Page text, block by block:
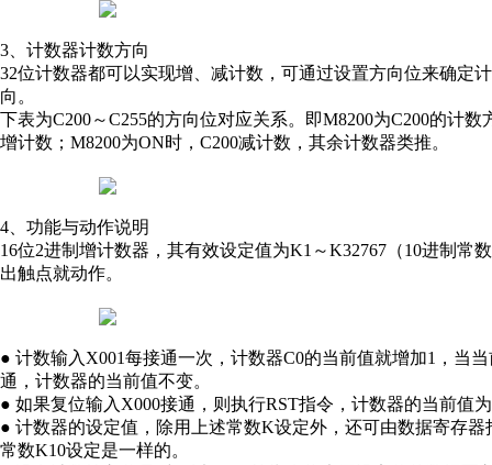
3、计数器计数方向
32位计数器都可以实现增、减计数，可通过设置方向位来确定
向。
下表为C200～C255的方向位对应关系。即M8200为C200的计
增计数；M8200为ON时，C200减计数，其余计数器类推。
4、功能与动作说明
16位2进制增计数器，其有效设定值为K1～K32767（10进制
出触点就动作。
● 计数输入X001每接通一次，计数器C0的当前值就增加1，当
通，计数器的当前值不变。
● 如果复位输入X000接通，则执行RST指令，计数器的当前值
● 计数器的设定值，除用上述常数K设定外，还可由数据寄存
常数K10设定是一样的。